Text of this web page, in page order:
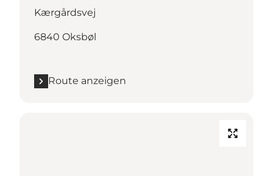
Kærgårdsvej
6840 Oksbøl
Route anzeigen